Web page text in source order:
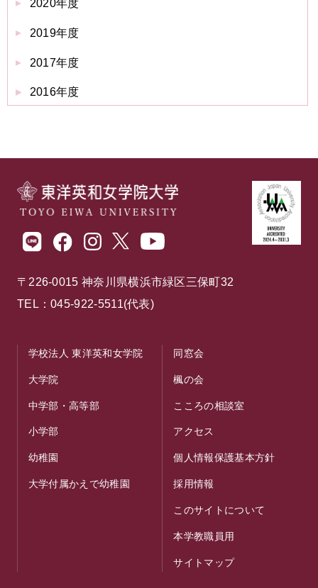
2020年度
2019年度
2017年度
2016年度
〒226-0015 神奈川県横浜市緑区三保町32
TEL：045-922-5511(代表)
学校法人 東洋英和女学院
大学院
中学部・高等部
小学部
幼稚園
大学付属かえで幼稚園
同窓会
楓の会
こころの相談室
アクセス
個人情報保護基本方針
採用情報
このサイトについて
本学教職員用
サイトマップ